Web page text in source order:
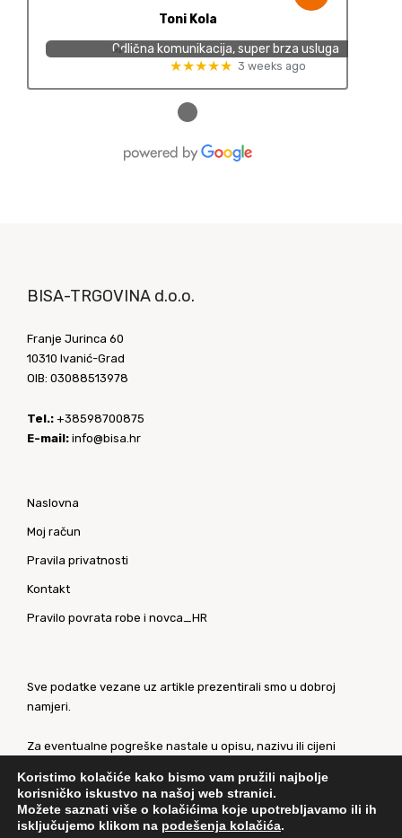
Toni Kola
Odlična komunikacija, super brza usluga
★★★★★ 3 weeks ago
●
BISA-TRGOVINA d.o.o.
Franje Jurinca 60
10310 Ivanić-Grad
OIB: 03088513978
Tel.: +38598700875
E-mail: info@bisa.hr
Naslovna
Moj račun
Pravila privatnosti
Kontakt
Pravilo povrata robe i novca_HR
Sve podatke vezane uz artikle prezentirali smo u dobroj
namjeri.
Za eventualne pogreške nastale u opisu, nazivu ili cijeni
ilustrativne prirode te ne moraju u potpunosti odgovarati
artiklima.
Koristimo kolačiće kako bismo vam pružili najbolje
korisničko iskustvo na našoj web stranici.
Možete saznati više o kolačićima koje upotrebljavamo ili ih
isključujemo klikom na podešenja kolačića.